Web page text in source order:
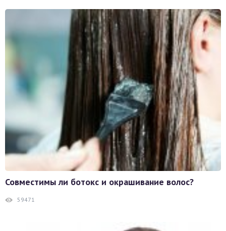
Совместимы ли ботокс и окрашивание волос?
59471